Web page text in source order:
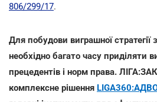
806/299/17.
Для побудови виграшної стратегії
необхідно багато часу приділяти
прецедентів і норм права.
комплексне рішення